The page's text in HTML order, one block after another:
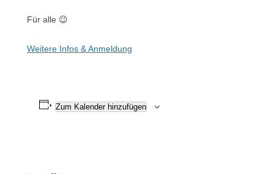
Für alle 😉
Weitere Infos & Anmeldung
Zum Kalender hinzufügen